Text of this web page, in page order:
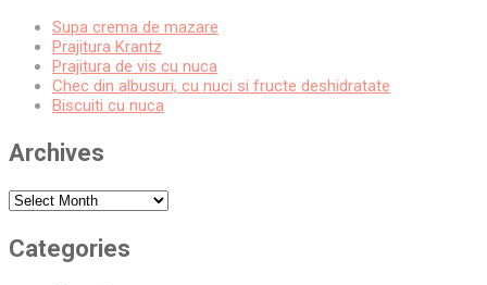
Supa crema de mazare
Prajitura Krantz
Prajitura de vis cu nuca
Chec din albusuri, cu nuci si fructe deshidratate
Biscuiti cu nuca
Archives
Archives
Categories